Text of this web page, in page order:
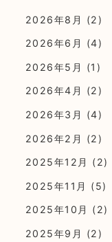
2026年8月 (2)
2026年6月 (4)
2026年5月 (1)
2026年4月 (2)
2026年3月 (4)
2026年2月 (2)
2025年12月 (2)
2025年11月 (5)
2025年10月 (2)
2025年9月 (2)